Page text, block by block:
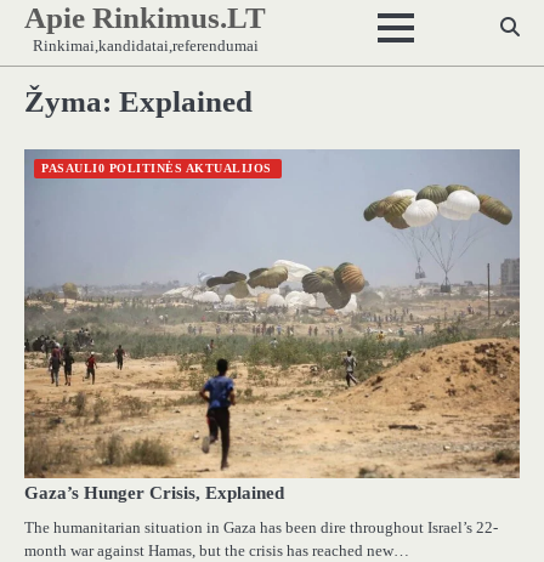
Skip
content
Apie Rinkimus.LT
Rinkimai,kandidatai,referendumai
Žyma: Explained
PASAULI0 POLITINĖS AKTUALIJOS
Gaza’s Hunger Crisis, Explained
The humanitarian situation in Gaza has been dire throughout Israel’s 22-
month war against Hamas, but the crisis has reached new…